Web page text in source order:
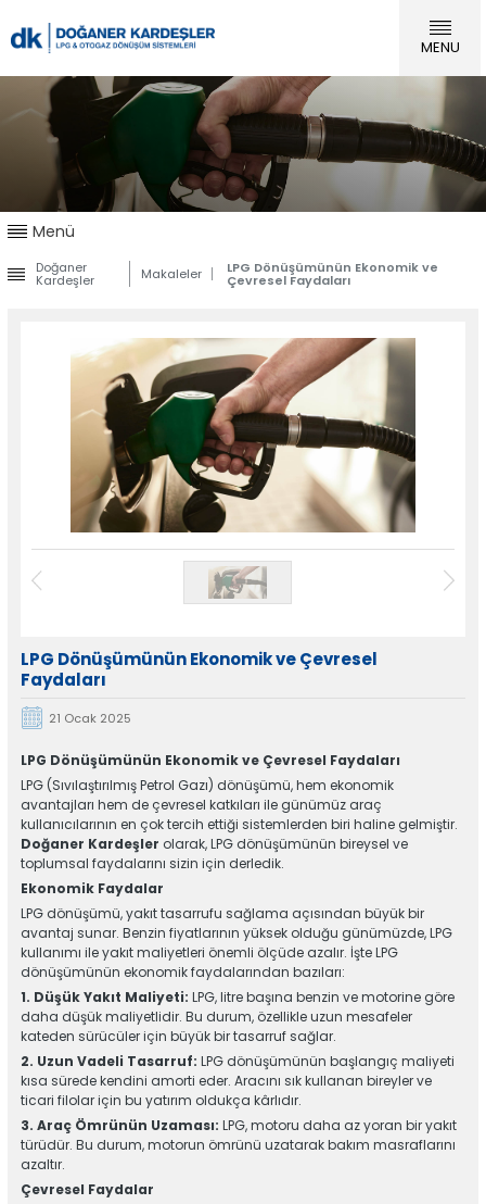
Doğaner Kardeşler
LPG Sistemleri
» Kurumsal
LPG Sistemleri
Ürünler
İletişim
Destek Hattı
0332 238 25 10
Whatsapp Hattı
+905531433917
Sosyal Medya
Hesaplarımız
Konum
Tüm hakkı saklıdır. Sitemizde kullanılan tüm içerik ve görseller
Otel Selçuk’a ait olup izinsiz kullanımı hukuki yaptırıma tabidir.
MENU
Hakkımızda
Bayiliklerimiz
Kalite
Sıralı Sistem Otogaz Dönüşüm Ürünleri
Uygulamalar
İletişim
Menü
Doğaner
Kardeşler Makaleler LPG Dönüşümünün Ekonomik ve
Çevresel Faydaları
LPG Dönüşümünün Ekonomik ve Çevresel
Faydaları
21 Ocak 2025
LPG Dönüşümünün Ekonomik ve Çevresel Faydaları
LPG (Sıvılaştırılmış Petrol Gazı) dönüşümü, hem ekonomik
avantajları hem de çevresel katkıları ile günümüz araç
kullanıcılarının en çok tercih ettiği sistemlerden biri haline gelmiştir.
Doğaner Kardeşler olarak, LPG dönüşümünün bireysel ve
toplumsal faydalarını sizin için derledik.
Ekonomik Faydalar
LPG dönüşümü, yakıt tasarrufu sağlama açısından büyük bir
avantaj sunar. Benzin fiyatlarının yüksek olduğu günümüzde, LPG
kullanımı ile yakıt maliyetleri önemli ölçüde azalır. İşte LPG
dönüşümünün ekonomik faydalarından bazıları:
1. Düşük Yakıt Maliyeti: LPG, litre başına benzin ve motorine göre
daha düşük maliyetlidir. Bu durum, özellikle uzun mesafeler
kateden sürücüler için büyük bir tasarruf sağlar.
2. Uzun Vadeli Tasarruf: LPG dönüşümünün başlangıç maliyeti
kısa sürede kendini amorti eder. Aracını sık kullanan bireyler ve
ticari filolar için bu yatırım oldukça kârlıdır.
3. Araç Ömrünün Uzaması: LPG, motoru daha az yoran bir yakıt
türüdür. Bu durum, motorun ömrünü uzatarak bakım masraflarını
azaltır.
Çevresel Faydalar